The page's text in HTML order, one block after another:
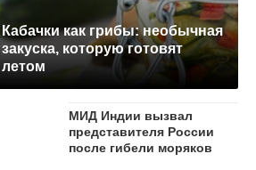
Кабачки как грибы: необычная
закуска, которую готовят
летом
МИД Индии вызвал
представителя России
после гибели моряков